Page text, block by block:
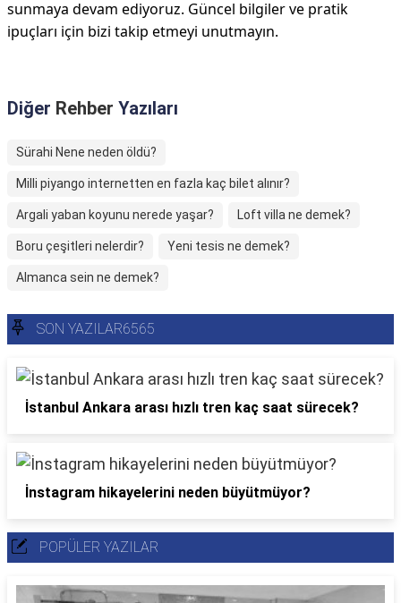
sunmaya devam ediyoruz. Güncel bilgiler ve pratik
ipuçları için bizi takip etmeyi unutmayın.
Diğer Rehber Yazıları
Sürahi Nene neden öldü?
Milli piyango internetten en fazla kaç bilet alınır?
Argali yaban koyunu nerede yaşar? Loft villa ne demek?
Boru çeşitleri nelerdir? Yeni tesis ne demek?
Almanca sein ne demek?
SON YAZILAR6565
İstanbul Ankara arası hızlı tren kaç saat sürecek?
İnstagram hikayelerini neden büyütmüyor?
POPÜLER YAZILAR